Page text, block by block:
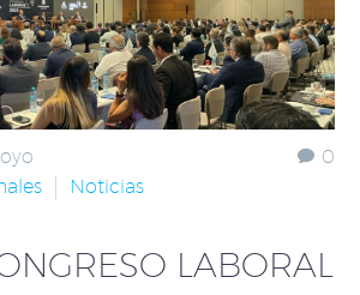
0
Noticias
LABORAL